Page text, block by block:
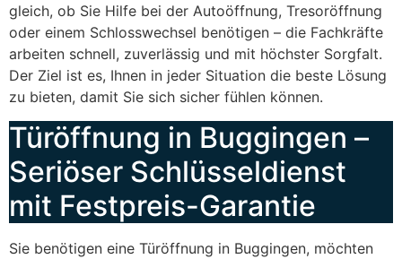
gleich, ob Sie Hilfe bei der Autoöffnung, Tresoröffnung
oder einem Schlosswechsel benötigen – die Fachkräfte
arbeiten schnell, zuverlässig und mit höchster Sorgfalt.
Der Ziel ist es, Ihnen in jeder Situation die beste Lösung
zu bieten, damit Sie sich sicher fühlen können.
Türöffnung in Buggingen –
Seriöser Schlüsseldienst
mit Festpreis-Garantie
Sie benötigen eine Türöffnung in Buggingen, möchten